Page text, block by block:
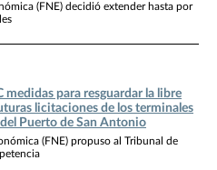
(FNE) decidió extender hasta por
medidas para resguardar la libre
licitaciones de los terminales
Puerto de San Antonio
(FNE) propuso al Tribunal de